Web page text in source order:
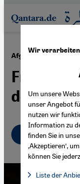
Direkt zum Inhalt
Afghanistan ·
der Zeit
Deutsch
Wir verarbeiten
Um unsere
unser Angebot
nutzen wir
Information zu
finden Sie in
‚Akzeptieren‘,
können Sie
Liste der